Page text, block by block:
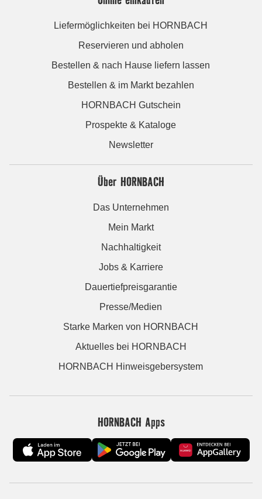
Liefermöglichkeiten bei HORNBACH
Reservieren und abholen
Bestellen & nach Hause liefern lassen
Bestellen & im Markt bezahlen
HORNBACH Gutschein
Prospekte & Kataloge
Newsletter
Über HORNBACH
Das Unternehmen
Mein Markt
Nachhaltigkeit
Jobs & Karriere
Dauertiefpreisgarantie
Presse/Medien
Starke Marken von HORNBACH
Aktuelles bei HORNBACH
HORNBACH Hinweisgebersystem
HORNBACH Apps